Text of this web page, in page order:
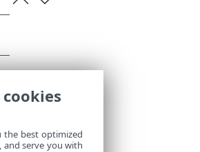
the best optimized
and serve you with